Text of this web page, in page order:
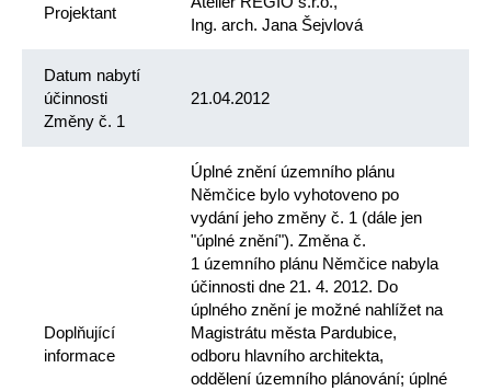
Projektant
Ing. arch. Jana Šejvlová
Datum nabytí
účinnosti
Změny č. 1
21.04.2012
Doplňující
informace
Úplné znění územního plánu
Němčice bylo vyhotoveno po
vydání jeho změny č. 1 (dále jen
"úplné znění"). Změna č.
1 územního plánu Němčice nabyla
účinnosti dne 21. 4. 2012. Do
úplného znění je možné nahlížet na
Magistrátu města Pardubice,
odboru hlavního architekta,
oddělení územního plánování; úplné